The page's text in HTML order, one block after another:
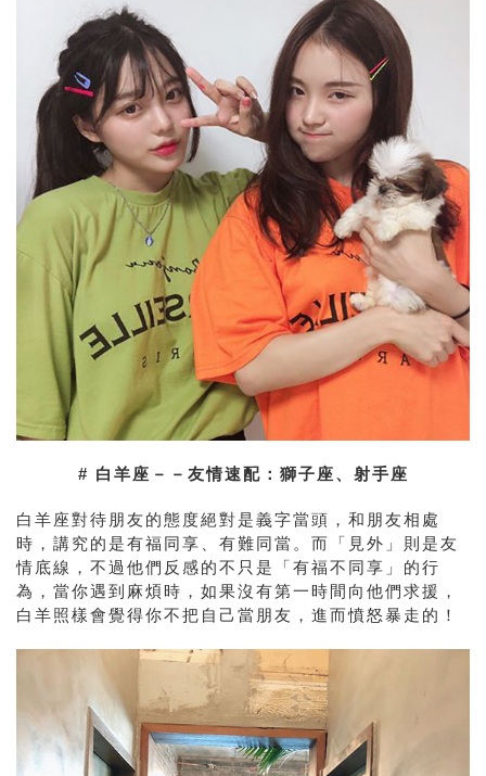
# 白羊座－－友情速配：獅子座、射手座
白羊座對待朋友的態度絕對是義字當頭，和朋友相處
時，講究的是有福同享、有難同當。而「見外」則是友
情底線，不過他們反感的不只是「有福不同享」的行
為，當你遇到麻煩時，如果沒有第一時間向他們求援，
白羊照樣會覺得你不把自己當朋友，進而憤怒暴走的！